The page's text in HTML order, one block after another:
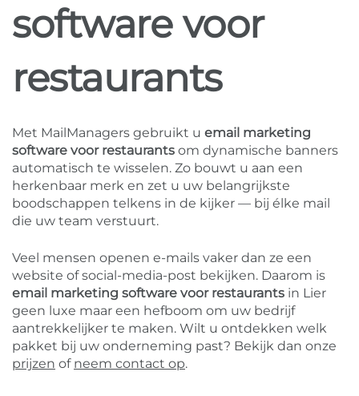
software voor
restaurants
Met MailManagers gebruikt u email marketing
software voor restaurants om dynamische banners
automatisch te wisselen. Zo bouwt u aan een
herkenbaar merk en zet u uw belangrijkste
boodschappen telkens in de kijker — bij élke mail
die uw team verstuurt.
Veel mensen openen e-mails vaker dan ze een
website of social-media-post bekijken. Daarom is
email marketing software voor restaurants in Lier
geen luxe maar een hefboom om uw bedrijf
aantrekkelijker te maken. Wilt u ontdekken welk
pakket bij uw onderneming past? Bekijk dan onze
prijzen of neem contact op.